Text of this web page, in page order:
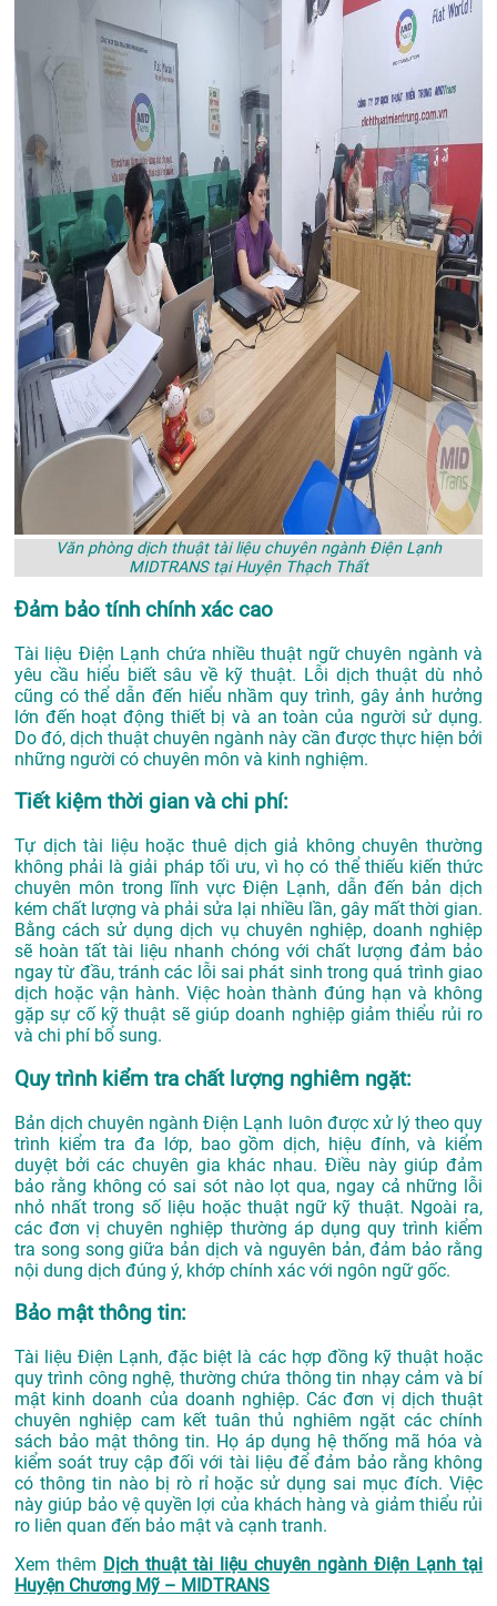
Văn phòng dịch thuật tài liệu chuyên ngành Điện Lạnh
MIDTRANS tại Huyện Thạch Thất
Đảm bảo tính chính xác cao
Tài liệu Điện Lạnh chứa nhiều thuật ngữ chuyên ngành và
yêu cầu hiểu biết sâu về kỹ thuật. Lỗi dịch thuật dù nhỏ
cũng có thể dẫn đến hiểu nhầm quy trình, gây ảnh hưởng
lớn đến hoạt động thiết bị và an toàn của người sử dụng.
Do đó, dịch thuật chuyên ngành này cần được thực hiện bởi
những người có chuyên môn và kinh nghiệm.
Tiết kiệm thời gian và chi phí:
Tự dịch tài liệu hoặc thuê dịch giả không chuyên thường
không phải là giải pháp tối ưu, vì họ có thể thiếu kiến thức
chuyên môn trong lĩnh vực Điện Lạnh, dẫn đến bản dịch
kém chất lượng và phải sửa lại nhiều lần, gây mất thời gian.
Bằng cách sử dụng dịch vụ chuyên nghiệp, doanh nghiệp
sẽ hoàn tất tài liệu nhanh chóng với chất lượng đảm bảo
ngay từ đầu, tránh các lỗi sai phát sinh trong quá trình giao
dịch hoặc vận hành. Việc hoàn thành đúng hạn và không
gặp sự cố kỹ thuật sẽ giúp doanh nghiệp giảm thiểu rủi ro
và chi phí bổ sung.
Quy trình kiểm tra chất lượng nghiêm ngặt:
Bản dịch chuyên ngành Điện Lạnh luôn được xử lý theo quy
trình kiểm tra đa lớp, bao gồm dịch, hiệu đính, và kiểm
duyệt bởi các chuyên gia khác nhau. Điều này giúp đảm
bảo rằng không có sai sót nào lọt qua, ngay cả những lỗi
nhỏ nhất trong số liệu hoặc thuật ngữ kỹ thuật. Ngoài ra,
các đơn vị chuyên nghiệp thường áp dụng quy trình kiểm
tra song song giữa bản dịch và nguyên bản, đảm bảo rằng
nội dung dịch đúng ý, khớp chính xác với ngôn ngữ gốc.
Bảo mật thông tin:
Tài liệu Điện Lạnh, đặc biệt là các hợp đồng kỹ thuật hoặc
quy trình công nghệ, thường chứa thông tin nhạy cảm và bí
mật kinh doanh của doanh nghiệp. Các đơn vị dịch thuật
chuyên nghiệp cam kết tuân thủ nghiêm ngặt các chính
sách bảo mật thông tin. Họ áp dụng hệ thống mã hóa và
kiểm soát truy cập đối với tài liệu để đảm bảo rằng không
có thông tin nào bị rò rỉ hoặc sử dụng sai mục đích. Việc
này giúp bảo vệ quyền lợi của khách hàng và giảm thiểu rủi
ro liên quan đến bảo mật và cạnh tranh.
Xem thêm Dịch thuật tài liệu chuyên ngành Điện Lạnh tại
Huyện Chương Mỹ – MIDTRANS